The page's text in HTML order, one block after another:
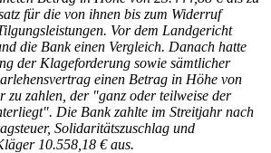
für die von ihnen bis zum Widerruf
Vor dem Landgericht
die Bank einen Vergleich. Danach hatte
der Klageforderung sowie sämtlicher
einen Betrag in Höhe von
zu zahlen, der "ganz oder teilweise der
Die Bank zahlte im Streitjahr nach
Solidaritätszuschlag und
10.558,18 € aus.